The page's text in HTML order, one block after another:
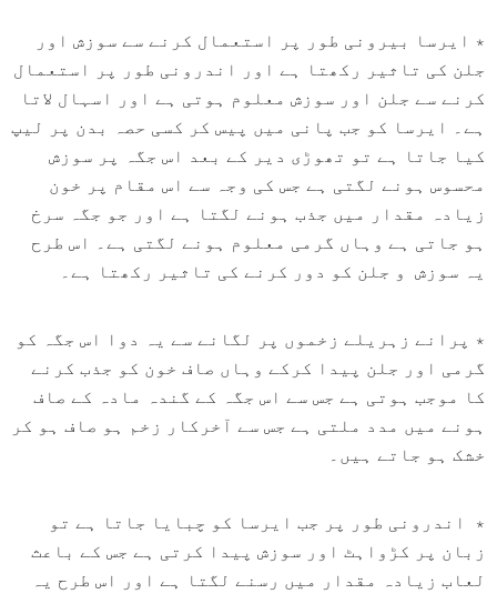
Onion Shampoo Natural
For Regrow Hair & Prevent
Loss.
110 reviews
Rs. 890
QUICK ADD
Pinkish Lips & Cheek Tint (گلابی
ٹِنٹ) - Organic Liquid Stain For Lips,
Nourish Lips & Hydrate
115
Rs. 666 Rs. 599
ADD TO CART
٭ ایرسا بیرونی طور پر استعمال کرنے سے سوزش اور
جلن کی تاثیر رکھتا ہے اور اندرونی طور پر استعمال
کرنے سے جلن اور سوزش معلوم ہوتی ہے اور اسہال لاتا
ہے۔ ایرسا کو جب پانی میں پیس کر کسی حصہ بدن پر لیپ
کیا جاتا ہے تو تھوڑی دیر کے بعد اس جگہ پر سوزش
محسوس ہونے لگتی ہے جس کی وجہ سے اس مقام پر خون
زیادہ مقدار میں جذب ہونے لگتا ہے اور جو جگہ سرخ
ہو جاتی ہے وہاں گرمی معلوم ہونے لگتی ہے۔ اس طرح
یہ سوزش و جلن کو دور کرنے کی تاثیر رکھتا ہے۔
٭ پرانے زہریلے زخموں پر لگانے سے یہ دوا اس جگہ کو
گرمی اور جلن پیدا کرکے وہاں صاف خون کو جذب کرنے
کا موجب ہوتی ہے جس سے اس جگہ کے گندہ مادہ کے صاف
ہونے میں مدد ملتی ہے جس سے آخرکار زخم ہو صاف ہو کر
خشک ہو جاتے ہیں۔
٭ اندرونی طور پر جب ایرسا کو چبایا جاتا ہے تو
زبان پر کڑواہٹ اور سوزش پیدا کرتی ہے جس کے باعث
لعاب زیادہ مقدار میں رسنے لگتا ہے اور اس طرح یہ